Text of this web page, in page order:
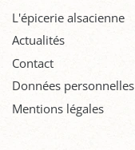
L'épicerie alsacienne
Actualités
Contact
Données personnelles
Mentions légales